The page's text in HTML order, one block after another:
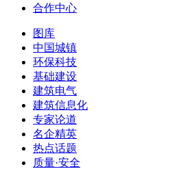
合作中心
图库
中国城镇
环保科技
基础建设
建筑电气
建筑信息化
专家论道
名企精英
热点话题
质量·安全